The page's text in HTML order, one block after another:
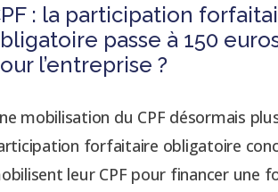
: la participation
passe à 150
l’entreprise ?
mobilisation du CPF désormais
forfaitaire obligatoire
leur CPF pour financer une